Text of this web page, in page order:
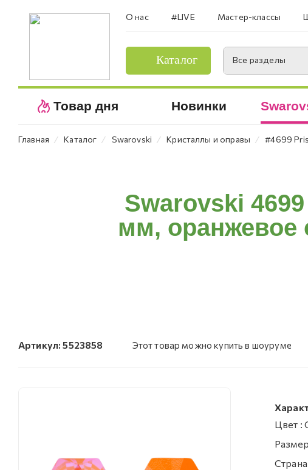
О нас #LIVE Мастер-классы
Каталог Все разделы
Товар дня Новинки
Главная ⁄ Каталог ⁄ Swarovski ⁄ Кристаллы и оправы ⁄ #4699
Swarovski
мм, оранжевое
Артикул: 5523858 Этот товар можно купить в шоуруме
Цвет :
Страна